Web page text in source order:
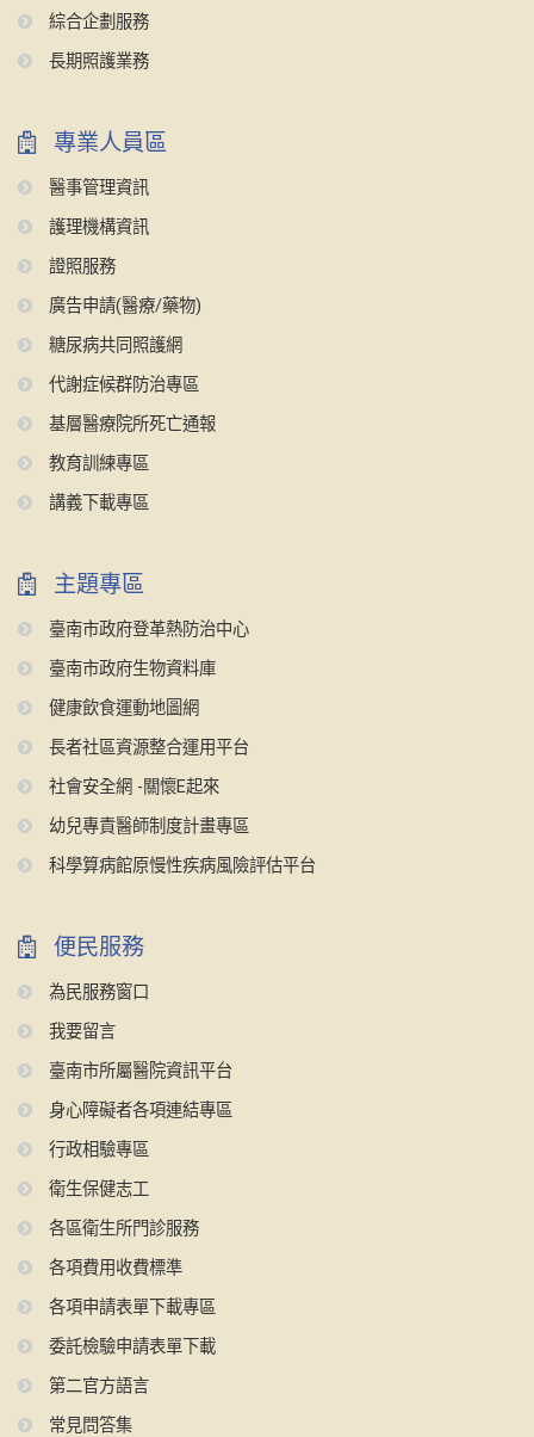
綜合企劃服務
長期照護業務
專業人員區
醫事管理資訊
護理機構資訊
證照服務
廣告申請(醫療/藥物)
糖尿病共同照護網
代謝症候群防治專區
基層醫療院所死亡通報
教育訓練專區
講義下載專區
主題專區
臺南市政府登革熱防治中心
臺南市政府生物資料庫
健康飲食運動地圖網
長者社區資源整合運用平台
社會安全網 -關懷E起來
幼兒專責醫師制度計畫專區
科學算病館原慢性疾病風險評估平台
便民服務
為民服務窗口
我要留言
臺南市所屬醫院資訊平台
身心障礙者各項連結專區
行政相驗專區
衛生保健志工
各區衛生所門診服務
各項費用收費標準
各項申請表單下載專區
委託檢驗申請表單下載
第二官方語言
常見問答集